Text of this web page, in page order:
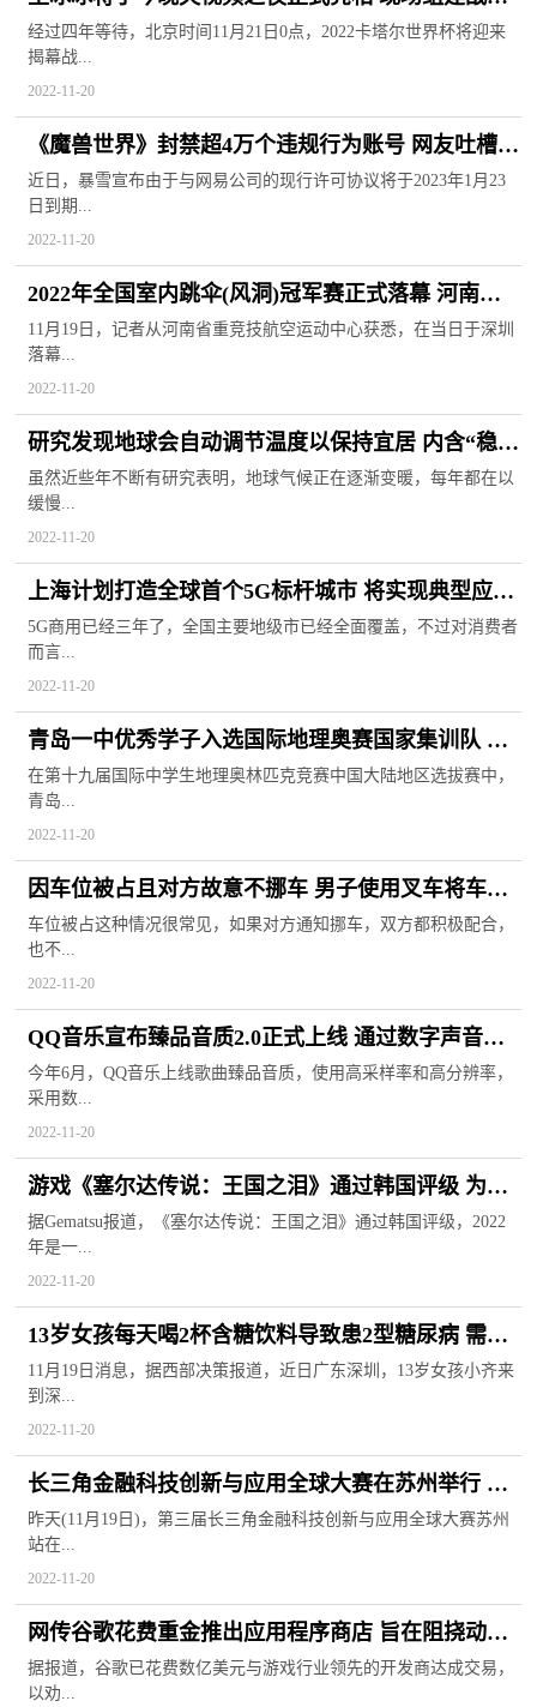
进行游戏比拼
经过四年等待，北京时间11月21日0点，2022卡塔尔世界杯将迎来
揭幕战...
2022-11-20
《魔兽世界》封禁超4万个违规行为账号 网友吐槽倒
也不必这么敬业
近日，暴雪宣布由于与网易公司的现行许可协议将于2023年1月23
日到期...
2022-11-20
2022年全国室内跳伞(风洞)冠军赛正式落幕 河南健
儿展示霸主实力
11月19日，记者从河南省重竞技航空运动中心获悉，在当日于深圳
落幕...
2022-11-20
研究发现地球会自动调节温度以保持宜居 内含“稳定
反馈”特殊机制
虽然近些年不断有研究表明，地球气候正在逐渐变暖，每年都在以
缓慢...
2022-11-20
上海计划打造全球首个5G标杆城市 将实现典型应用
场景精准覆盖
5G商用已经三年了，全国主要地级市已经全面覆盖，不过对消费者
而言...
2022-11-20
青岛一中优秀学子入选国际地理奥赛国家集训队 多
维度培养核心素质
在第十九届国际中学生地理奥林匹克竞赛中国大陆地区选拔赛中，
青岛...
2022-11-20
因车位被占且对方故意不挪车 男子使用叉车将车扔
进流花溪里
车位被占这种情况很常见，如果对方通知挪车，双方都积极配合，
也不...
2022-11-20
QQ音乐宣布臻品音质2.0正式上线 通过数字声音增
强引擎进阶技术
今年6月，QQ音乐上线歌曲臻品音质，使用高采样率和高分辨率，
采用数...
2022-11-20
游戏《塞尔达传说：王国之泪》通过韩国评级 为荒
野之息正式续作
据Gematsu报道，《塞尔达传说：王国之泪》通过韩国评级，2022
年是一...
2022-11-20
13岁女孩每天喝2杯含糖饮料导致患2型糖尿病 需每
天注射胰岛素
11月19日消息，据西部决策报道，近日广东深圳，13岁女孩小齐来
到深...
2022-11-20
长三角金融科技创新与应用全球大赛在苏州举行 助
力金融机构数字化转型
昨天(11月19日)，第三届长三角金融科技创新与应用全球大赛苏州
站在...
2022-11-20
网传谷歌花费重金推出应用程序商店 旨在阻挠动视
与拳头游戏
据报道，谷歌已花费数亿美元与游戏行业领先的开发商达成交易，
以劝...